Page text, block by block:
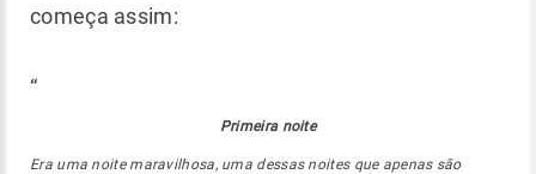
começa assim:
“
Primeira noite
Era uma noite maravilhosa, uma dessas noites que apenas são